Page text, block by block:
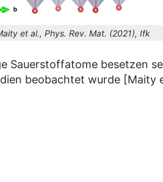
et al., Phys. Rev. Mat. (2021), Ifk
Sauerstoffatome besetzen
beobachtet wurde [Maity